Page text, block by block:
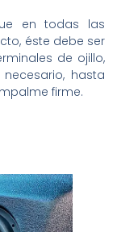
en todas las
éste debe ser
de ojillo,
hasta
firme.